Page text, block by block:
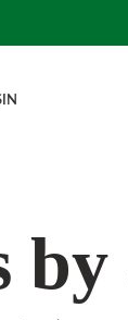
by